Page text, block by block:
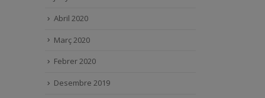
Abril 2020
Març 2020
Febrer 2020
Desembre 2019